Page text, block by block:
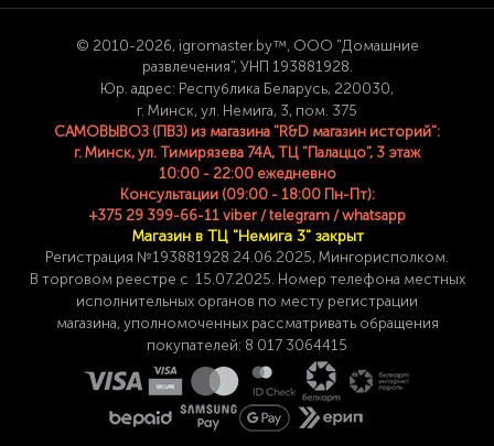
© 2010-2026, igromaster.by™, ООО "Домашние
развлечения", УНП 193881928.
Юр. адрес: Республика Беларусь, 220030,
г. Минск, ул. Немига, 3, пом. 375
САМОВЫВОЗ (ПВЗ) из магазина "R&D магазин историй":
г. Минск, ул. Тимирязева 74A, ТЦ "Палаццо", 3 этаж
10:00 - 22:00 ежедневно
Консультации (09:00 - 18:00 Пн-Пт):
+375 29 399-66-11 viber / telegram / whatsapp
Магазин в ТЦ "Немига 3" закрыт
Регистрация №193881928 24 .06.2025, Мингорисполком.
В торговом реестре с 15.07.2025. Номер телефона местных
исполнительных органов по месту регистрации
магазина,уполномоченных рассматривать обращения
покупателей: 8 017 3064415